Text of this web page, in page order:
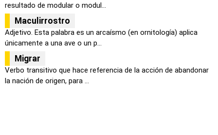
resultado de modular o modul...
Maculirrostro
Adjetivo. Esta palabra es un arcaísmo (en ornitología) aplica
únicamente a una ave o un p...
Migrar
Verbo transitivo que hace referencia de la acción de abandonar
la nación de origen, para ...